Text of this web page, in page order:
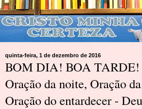
quinta-feira, 1 de dezembro de 2016
BOM DIA! BOA
Oração da noite, Oração
Oração do entardecer -